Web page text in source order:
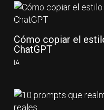
Cómo copiar el
ChatGPT
IA